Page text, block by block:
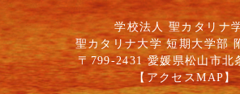
学校法人 聖カタリナ
聖カタリナ大学 短期大学部
〒799-2431 愛媛県松山市北
【アクセスMAP 】